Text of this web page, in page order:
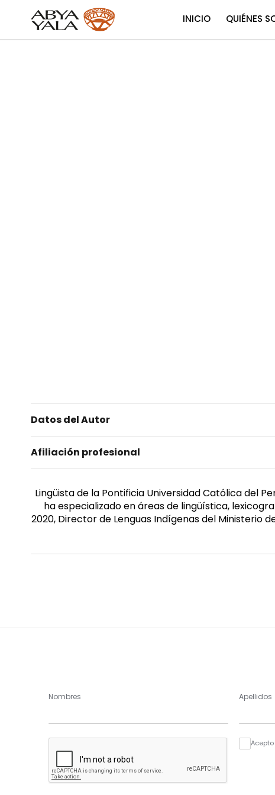
INICIO QUIÉNES
Datos del Autor
Afiliación profesional
Lingüista de la Pontificia Universidad Católica del
ha especializado en áreas de lingüística,
2020, Director de Lenguas Indígenas del Ministerio
Nombres Apellidos